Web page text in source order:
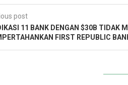
post
11 BANK DENGAN $30B TIDAK
FIRST REPUBLIC